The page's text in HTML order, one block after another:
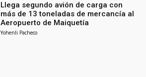
Llega segundo avión de carga con
más de 13 toneladas de mercancía al
Aeropuerto de Maiquetía
Yohenli Pacheco